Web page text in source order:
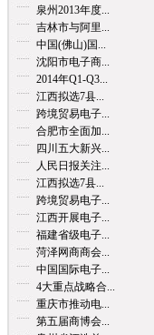
泉州2013年度...
吉林市与阿里...
中国(佛山)国...
沈阳市电子商...
2014年Q1-Q3...
江西拟选7县...
跨境贸易电子...
合肥市全面加...
四川五大新兴...
人民日报关注...
江西拟选7县...
跨境贸易电子...
江西开展电子...
福建省级电子...
菏泽网商商会...
中国国际电子...
4大重点战略合...
重庆市推动电...
第五届商博会...